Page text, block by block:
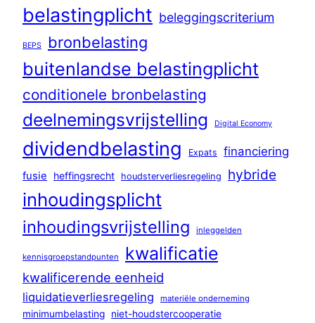
belastingplicht beleggingscriterium
BEPS bronbelasting
buitenlandse belastingplicht
conditionele bronbelasting
deelnemingsvrijstelling Digital Economy
dividendbelasting Expats financiering
fusie heffingsrecht houdsterverliesregeling hybride
inhoudingsplicht
inhoudingsvrijstelling inleggelden
kennisgroepstandpunten kwalificatie
kwalificerende eenheid
liquidatieverliesregeling materiële onderneming
minimumbelasting niet-houdstercooperatie